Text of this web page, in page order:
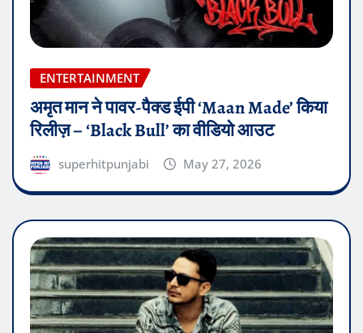
ENTERTAINMENT
अमृत मान ने पावर-पैक्ड ईपी ‘Maan Made’ किया
रिलीज़ – ‘Black Bull’ का वीडियो आउट
superhitpunjabi May 27, 2026